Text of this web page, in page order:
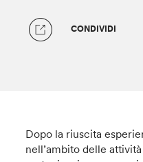
CONDIVIDI
Dopo la riuscita
nell’ambito delle